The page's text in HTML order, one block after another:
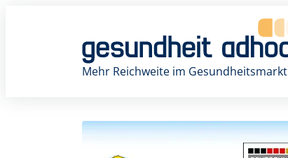
Mehr Reichweite im Gesundheitsmarkt